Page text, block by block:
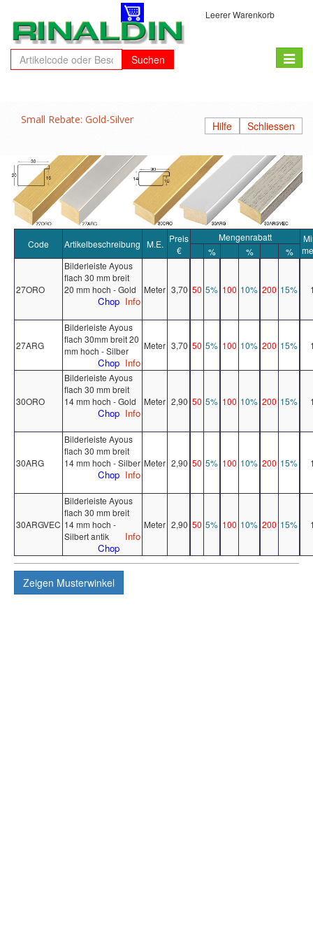
Suchen
Leerer Warenkorb
Toggle
Small Rebate: Gold-Silver Schliessen
Hilfe
Code Artikelbeschreibung M.E. Preis
€
Mengenrabatt
% % %
27ORO
Bilderleiste Ayous
flach 30 mm breit
20 mm hoch - Gold
Info
Chop
Meter 3,70 50 5% 100 10% 200 15%
27ARG
Bilderleiste Ayous
flach 30mm breit 20
mm hoch - Silber
Info
Chop
Meter 3,70 50 5% 100 10% 200 15%
30ORO
Bilderleiste Ayous
flach 30 mm breit
14 mm hoch - Gold
Info
Chop
Meter 2,90 50 5% 100 10% 200 15%
30ARG
Bilderleiste Ayous
flach 30 mm breit
14 mm hoch - Silber
Info
Chop
Meter 2,90 50 5% 100 10% 200 15%
30ARGVEC
Bilderleiste Ayous
flach 30 mm breit
14 mm hoch -
Silbert antik
Info
Chop
Meter 2,90 50 5% 100 10% 200 15%
Zeigen Musterwinkel